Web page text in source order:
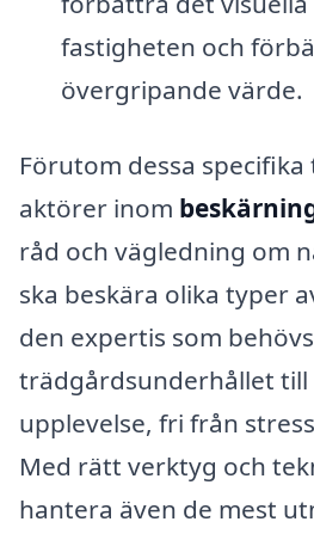
fastigheten och
övergripande värde.
Förutom dessa
aktörer inom
råd och vägledning om
ska beskära olika typer
den expertis som
trädgårdsunderhållet
upplevelse, fri från
Med rätt verktyg och
hantera även de mest